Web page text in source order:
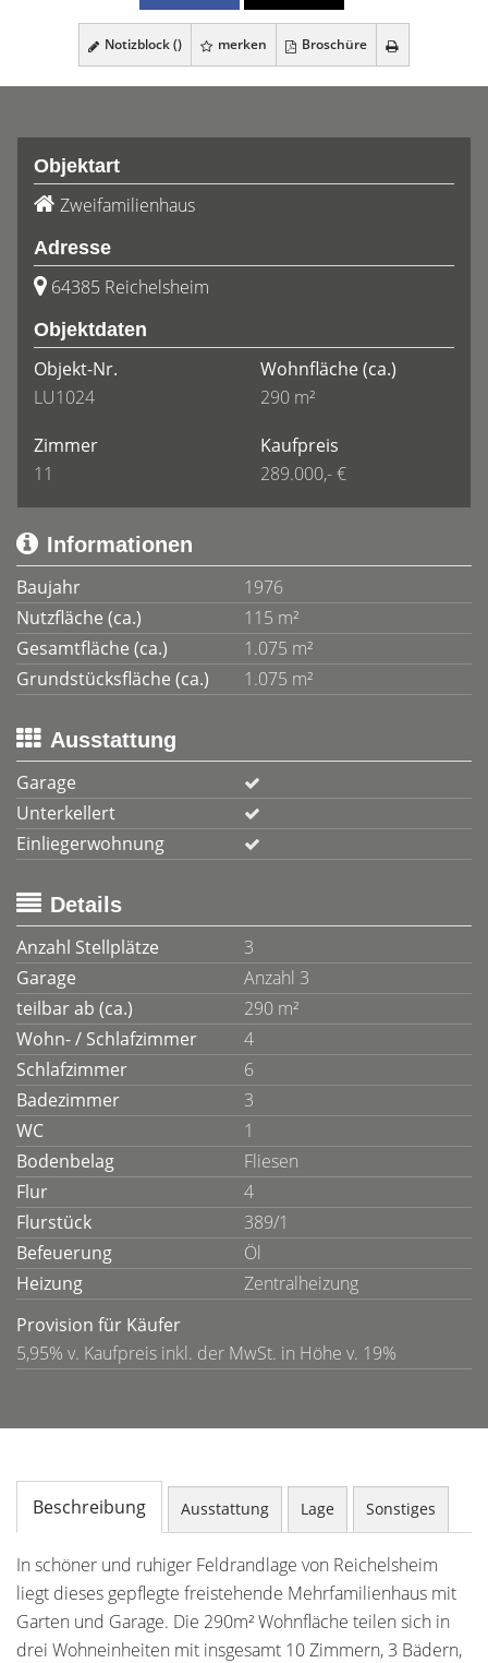
Notizblock () merken Broschüre
Objektart
Zweifamilienhaus
Adresse
64385 Reichelsheim
Objektdaten
Objekt-Nr.
LU1024
Wohnfläche(ca.)
290 m²
Zimmer
11
Kaufpreis
289.000,- €
Informationen
Baujahr
1976
Nutzfläche (ca.)
115 m²
Gesamtfläche (ca.)
1.075 m²
Grundstücksfläche (ca.)
1.075 m²
Ausstattung
Garage
Unterkellert
Einliegerwohnung
Details
Anzahl Stellplätze
3
Garage
Anzahl 3
teilbar ab (ca.)
290 m²
Wohn- / Schlafzimmer
4
Schlafzimmer
6
Badezimmer
3
WC
1
Bodenbelag
Fliesen
Flur
4
Flurstück
389/1
Befeuerung
Öl
Heizung
Zentralheizung
Provision für Käufer
5,95% v. Kaufpreis inkl. der MwSt. in Höhe v. 19%
Beschreibung Ausstattung Lage Sonstiges
In schöner und ruhiger Feldrandlage von Reichelsheim
liegt dieses gepflegte freistehende Mehrfamilienhaus mit
Garten und Garage. Die 290m² Wohnfläche teilen sich in
drei Wohneinheiten mit insgesamt 10 Zimmern, 3 Bädern,